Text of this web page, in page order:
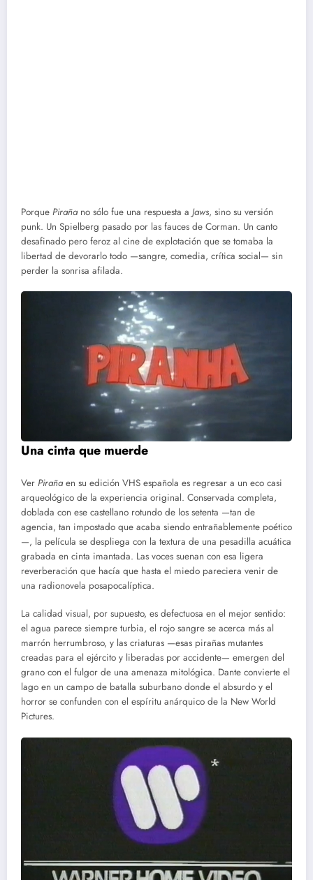
Porque Pirañano sólo fue una respuesta a Jaws, sino su versión
punk. Un Spielberg pasado por las fauces de Corman. Un canto
desafinado pero feroz al cine de explotación que se tomaba la
libertad de devorarlo todo —sangre, comedia, crítica social— sin
perder la sonrisa afilada.
Una cinta que muerde
Ver Pirañaen su edición VHS española es regresar a un eco casi
arqueológico de la experiencia original. Conservada completa,
doblada con ese castellano rotundo de los setenta —tan de
agencia, tan impostado que acaba siendo entrañablemente poético
—, la película se despliega con la textura de una pesadilla acuática
grabada en cinta imantada. Las voces suenan con esa ligera
reverberación que hacía que hasta el miedo pareciera venir de
una radionovela posapocalíptica.
La calidad visual, por supuesto, es defectuosa en el mejor sentido:
el agua parece siempre turbia, el rojo sangre se acerca más al
marrón herrumbroso, y las criaturas —esas pirañas mutantes
creadas para el ejército y liberadas por accidente— emergen del
grano con el fulgor de una amenaza mitológica. Dante convierte el
lago en un campo de batalla suburbano donde el absurdo y el
horror se confunden con el espíritu anárquico de la New World
Pictures.